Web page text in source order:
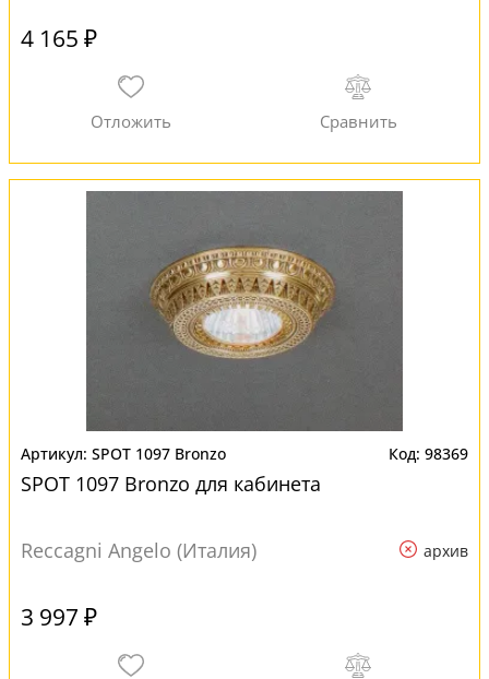
4 165 ₽
SPOT 1097 Bronzo 98369
SPOT 1097 Bronzo для кабинета
Reccagni Angelo (Италия) архив
3 997 ₽